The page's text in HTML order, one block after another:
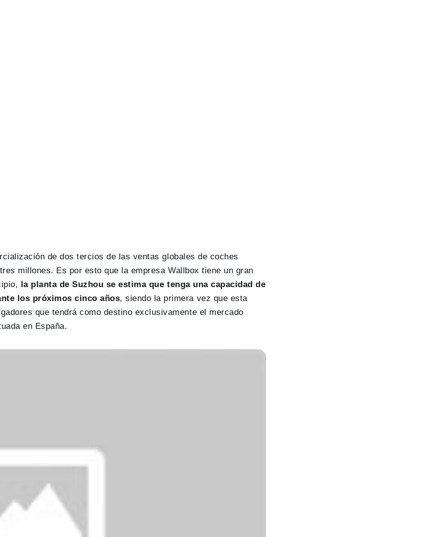
de dos tercios de las ventas globales de coches
millones. Es por esto que la empresa Wallbox tiene un gran
la planta de Suzhou se estima que tenga una capacidad de
los próximos cinco años, siendo la primera vez que esta
que tendrá como destino exclusivamente el mercado
en España.